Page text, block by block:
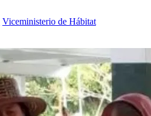
Viceministerio de Hábitat